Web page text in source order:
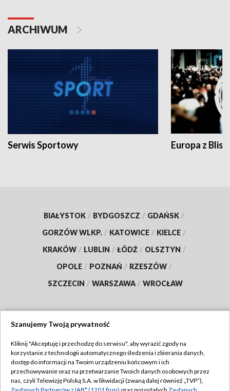
ARCHIWUM
Serwis Sportowy Europa z
BIAŁYSTOK / BYDGOSZCZ / GDAŃSK /
GORZÓW WLKP. / KATOWICE / KIELCE /
KRAKÓW / LUBLIN / ŁÓDŹ / OLSZTYN /
OPOLE / POZNAŃ / RZESZÓW /
SZCZECIN / WARSZAWA / WROCŁAW
TVP
Abonament TVP
Emisja w TVP
Regulamin TVP
Szanujemy Twoją prywatność
Kliknij "Akceptuję i przechodzę do serwisu", aby wyrazić zgody na
korzystanie z technologii automatycznego śledzenia i zbierania danych,
dostęp do informacji na Twoim urządzeniu końcowym i ich
przechowywanie oraz na przetwarzanie Twoich danych osobowych przez
nas, czyli Telewizję Polską S.A. w likwidacji (zwaną dalej również „TVP”),